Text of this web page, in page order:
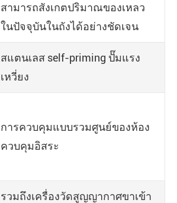
สามารถสังเกตปริมาณของเหลว
ในปัจจุบันในถังได้อย่างชัดเจน
สแตนเลส self-priming ปั๊มแรง
เหวี่ยง
การควบคุมแบบรวมศูนย์ของห้อง
ควบคุมอิสระ
รวมถึงเครื่องวัดสูญญากาศขาเข้า